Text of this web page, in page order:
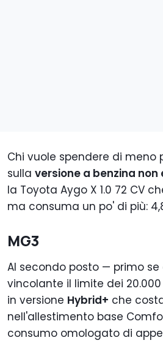
Chi vuole spendere di meno
sulla versione a benzina
la Toyota Aygo X 1.0 72 CV
ma consuma un po' di più:
MG3
Al secondo posto — primo
vincolante il limite dei
in versione Hybrid+ che
nell'allestimento base
consumo omologato di